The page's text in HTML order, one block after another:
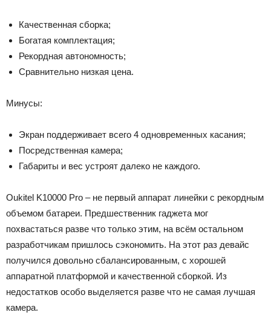
Качественная сборка;
Богатая комплектация;
Рекордная автономность;
Сравнительно низкая цена.
Минусы:
Экран поддерживает всего 4 одновременных касания;
Посредственная камера;
Габариты и вес устроят далеко не каждого.
Oukitel K10000 Pro – не первый аппарат линейки с рекордным
объемом батареи. Предшественник гаджета мог
похвастаться разве что только этим, на всём остальном
разработчикам пришлось сэкономить. На этот раз девайс
получился довольно сбалансированным, с хорошей
аппаратной платформой и качественной сборкой. Из
недостатков особо выделяется разве что не самая лучшая
камера.